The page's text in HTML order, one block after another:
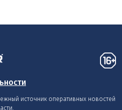
источник оперативных новостей